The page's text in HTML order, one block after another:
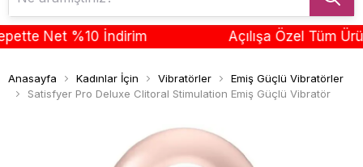
Net %10 İndirim Açılışa Özel Tüm
Anasayfa Kadınlar İçin Vibratörler
Emiş Güçlü Vibratörler
Satisfyer Pro Deluxe Clitoral Stimulation Emiş Güçlü Vibratör